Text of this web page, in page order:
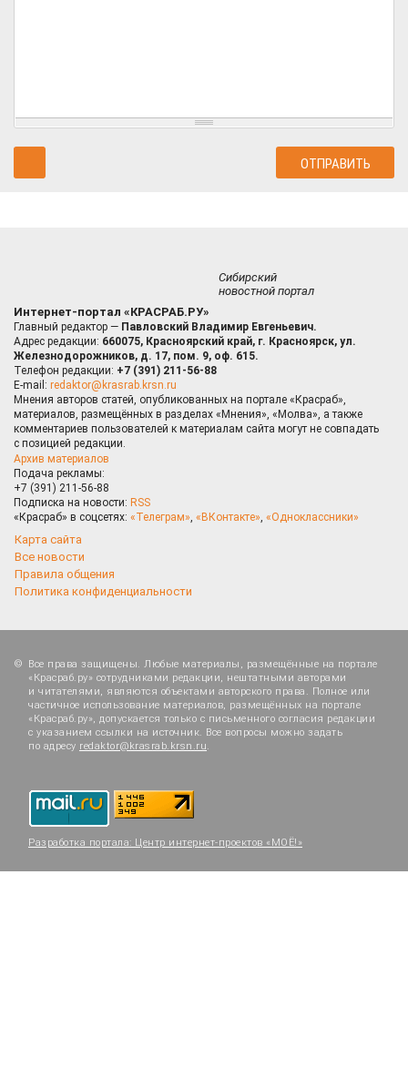
Сибирский
новостной портал
Интернет-портал «КРАСРАБ.РУ»
Главный редактор — Павловский Владимир Евгеньевич.
Адрес редакции: 660075, Красноярский край, г. Красноярск, ул.
Железнодорожников, д. 17, пом. 9, оф. 615.
Телефон редакции: +7 (391) 211-56-88
E-mail: redaktor@krasrab.krsn.ru
Мнения авторов статей, опубликованных на портале «Красраб»,
материалов, размещённых в разделах «Мнения», «Молва», а также
комментариев пользователей к материалам сайта могут не совпадать
с позицией редакции.
Архив материалов
Подача рекламы:
+7 (391) 211-56-88
Подписка на новости: RSS
«Красраб» в соцсетях: «Телеграм», «ВКонтакте», «Одноклассники»
Карта сайта
Все новости
Правила общения
Политика конфиденциальности
Все права защищены. Любые материалы, размещённые на портале
«Красраб.ру» сотрудниками редакции, нештатными авторами
и читателями, являются объектами авторского права. Полное или
частичное использование материалов, размещённых на портале
«Красраб.ру», допускается только с письменного согласия редакции
с указанием ссылки на источник. Все вопросы можно задать
по адресу redaktor@krasrab.krsn.ru.
Разработка портала: Центр интернет-проектов «МОЁ!»